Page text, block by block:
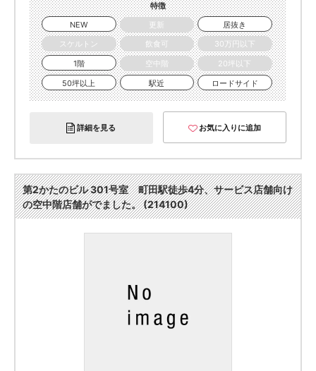
特徴
NEW
更新
居抜き
スケルトン
飲食可
30万円以下
1階
空中階
20坪以下
50坪以上
駅近 ロードサイド
詳細を見る お気に入りに追加
第2かたのビル 301号室 町田駅徒歩4分、サービス店舗向け
の空中階店舗がでました。 (214100)